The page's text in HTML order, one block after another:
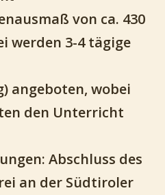
von ca. 430
werden 3-4 tägige
angeboten, wobei
den Unterricht
Abschluss des
an der Südtiroler